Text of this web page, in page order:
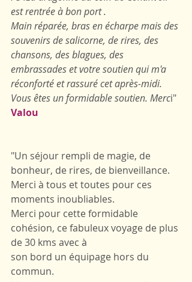
est rentrée à bon port .
Main réparée, bras en écharpe mais des
souvenirs de salicorne, de rires, des
chansons, des blagues, des
embrassades et votre soutien qui m'a
réconforté et rassuré cet après-midi.
Vous êtes un formidable soutien. Merci"
Valou
"Un séjour rempli de magie, de
bonheur, de rires, de bienveillance.
Merci à tous et toutes pour ces
moments inoubliables.
Merci pour cette formidable
cohésion, ce fabuleux voyage de plus
de 30 kms avec à
son bord un équipage hors du
commun.